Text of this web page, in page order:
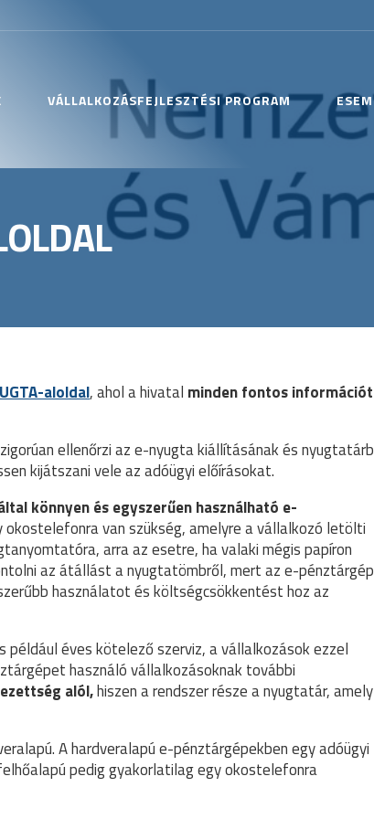
VÁLLALKOZÁSFEJLESZTÉSI PROGRAM
aloldal, ahol a hivatal minden fontos információt
ellenőrzi az e-nyugta kiállításának és
kijátszani vele az adóügyi előírásokat.
könnyen és egyszerűen használható e-
okostelefonra van szükség, amelyre a vállalkozó letölti
arra az esetre, ha valaki mégis papíron
az átállást a nyugtatömbről, mert az e-pénztárgép
használatot és költségcsökkentést hoz az
például éves kötelező szerviz, a vállalkozások ezzel
használó vállalkozásoknak további
alól,hiszen a rendszer része a nyugtatár, amely
A hardveralapú e-pénztárgépekben egy adóügyi
pedig gyakorlatilag egy okostelefonra